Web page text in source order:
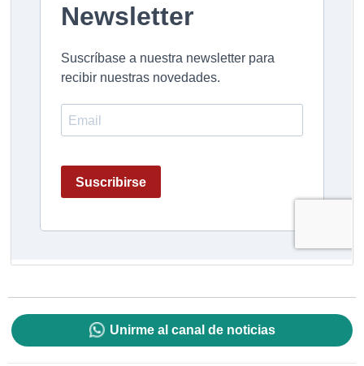
Unirme al canal de noticias